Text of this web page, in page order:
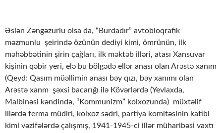
Əslən Zəngəzurlu olsa da, “Burdadır” avtobioqrafik
məzmunlu şeirində özünün dediyi kimi, ömrünün, ilk
məhəbbətinin şirin çağları, ilk məktəb illəri, atası Xansuvar
kişinin qəbir yeri, elə bu bölgədə ellər anası olan Arəstə xanım
(Qeyd: Qasım müəllimin anası bəy qızı, bəy xanımı olan
Arəstə xanm şəxsi bacarığı ilə Kövərlərdə (Yevlaxda,
Malbinəsi kəndində, “Kommunizm” kolxozunda) müxtəlif
illərdə ferma müdiri, kolxoz sədri, partiya komitəsinin katibi
kimi vəzifələrdə çalışmış, 1941-1945-ci illər müharibəsi vaxtı